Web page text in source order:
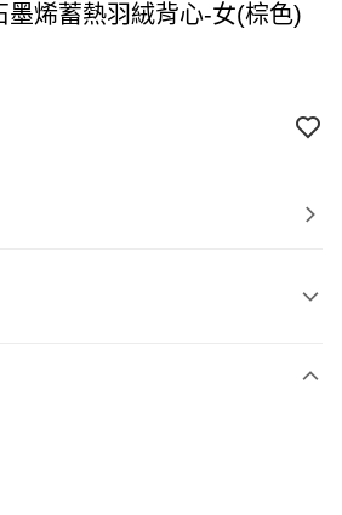
墨烯蓄熱羽絨背心-女(棕色)